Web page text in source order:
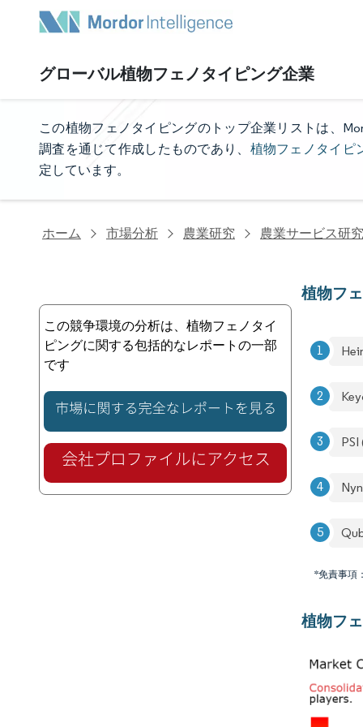
植物フェノタイピングのトップ企
この植物フェノタイピングのトップ企業リストは、
調査を通じて作成したものであり、 植物フェノタイピ
定しています。
ホーム 市場分析 農業研究 農業サービス研究
この競争環境の分析は、植物フェノタイ
ピングに関する包括的なレポートの一部
です
植物フ
*免責事項
植物フ
グローバル植物フェノタイピング企業